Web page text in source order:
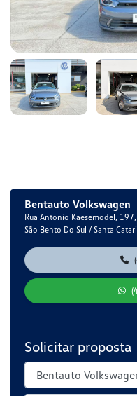
Bentauto Volkswagen
Rua Antonio Kaesemodel,
São Bento Do Sul / Santa
Solicitar proposta